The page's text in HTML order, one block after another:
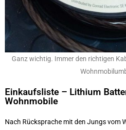
Ganz wichtig. Immer den richtigen
Einkaufsliste – Lithium
Wohnmobile
Nach Rücksprache mit den Jungs vom